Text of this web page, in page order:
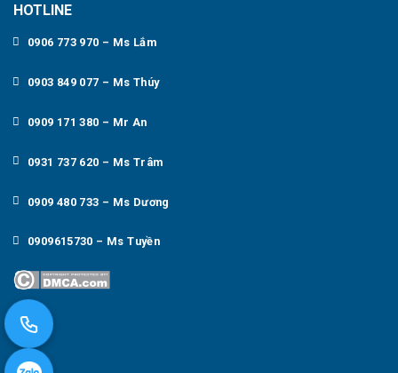
HOTLINE
0906 773 970 – Ms Lắm
0903 849 077 – Ms Thúy
0909 171 380 – Mr An
0931 737 620 – Ms Trâm
0909 480 733 – Ms Dương
0909615730 – Ms Tuyền